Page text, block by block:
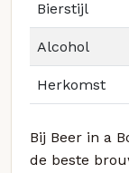
Bierstijl
Alcohol
Herkomst
Bij Beer in a
de beste